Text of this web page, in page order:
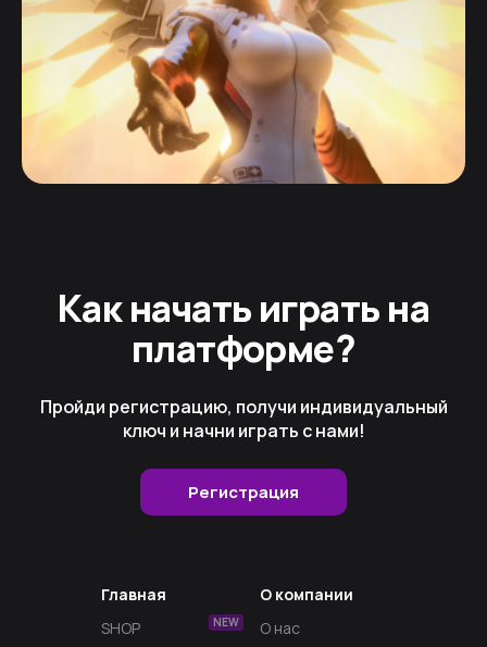
Как начать играть на
платформе?
Пройди регистрацию, получи индивидуальный
ключ и начни играть с нами!
Регистрация
Главная
SHOP
NEW
О компании
О нас